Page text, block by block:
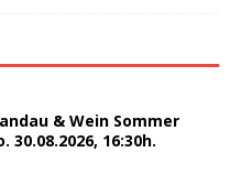
& Wein Sommer
30.08.2026, 16:30h.